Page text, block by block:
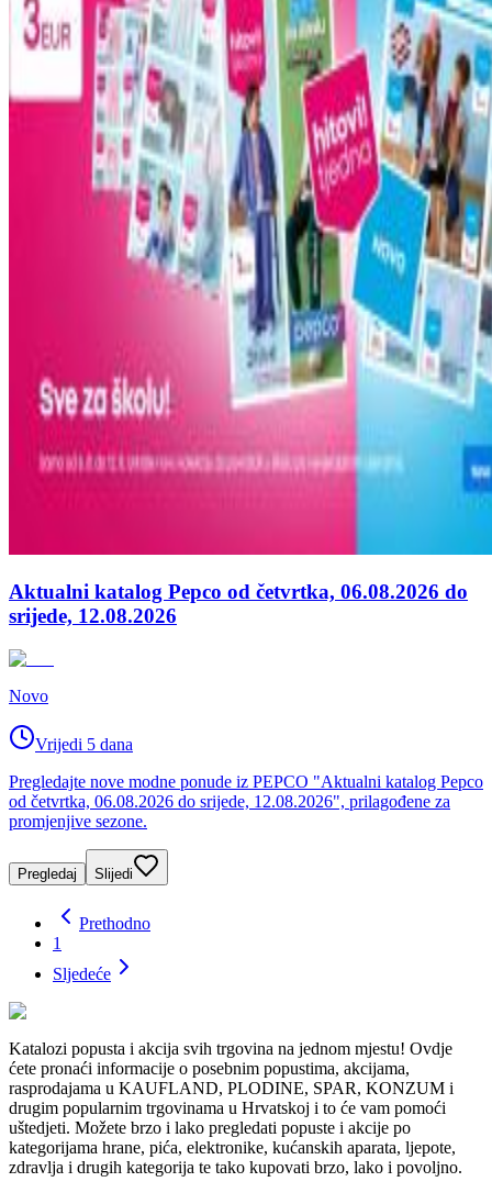
Aktualni katalog Pepco od četvrtka, 06.08.2026 do
srijede, 12.08.2026
Novo
Vrijedi 5 dana
Pregledajte nove modne ponude iz PEPCO "Aktualni katalog Pepco
od četvrtka, 06.08.2026 do srijede, 12.08.2026", prilagođene za
promjenjive sezone.
Pregledaj Slijedi
Prethodno
1
Sljedeće
Katalozi popusta i akcija svih trgovina na jednom mjestu! Ovdje
ćete pronaći informacije o posebnim popustima, akcijama,
rasprodajama u KAUFLAND, PLODINE, SPAR, KONZUM i
drugim popularnim trgovinama u Hrvatskoj i to će vam pomoći
uštedjeti. Možete brzo i lako pregledati popuste i akcije po
kategorijama hrane, pića, elektronike, kućanskih aparata, ljepote,
zdravlja i drugih kategorija te tako kupovati brzo, lako i povoljno.